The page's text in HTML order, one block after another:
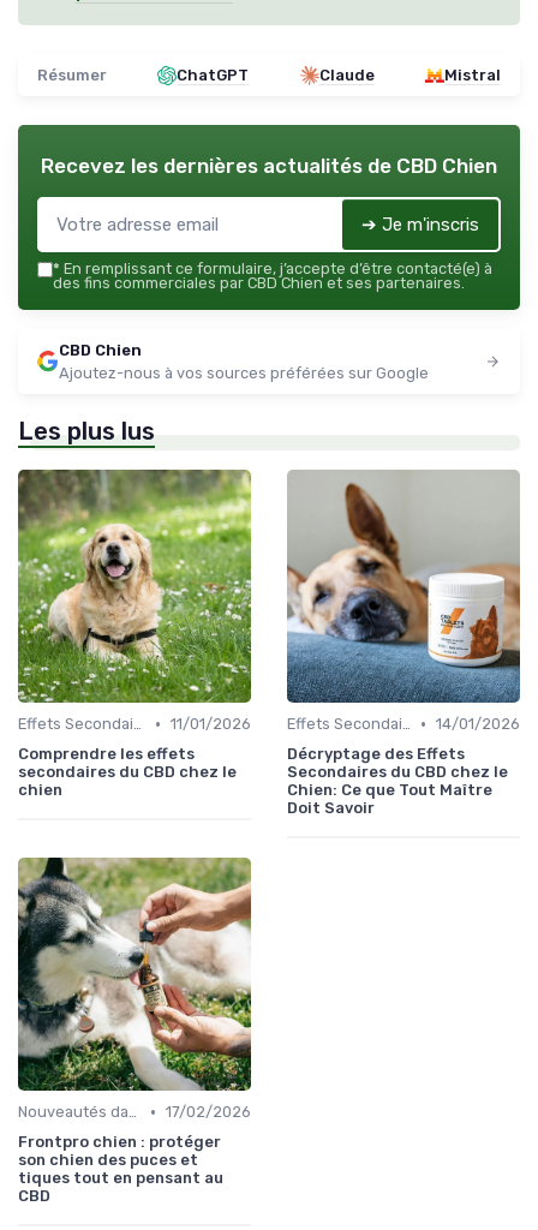
Résumer ChatGPT Claude Mistral
Recevez les dernières actualités de CBD Chien
➔ Je m'inscris
* En remplissant ce formulaire, j’accepte d’être contacté(e) à
des fins commerciales par CBD Chien et ses partenaires.
CBD Chien
Ajoutez-nous à vos sources préférées sur Google
Les plus lus
Effets Secondaires du CBD chez le Chien • 11/01/2026
Comprendre les effets
secondaires du CBD chez le
chien
Effets Secondaires du CBD chez le Chien • 14/01/2026
Décryptage des Effets
Secondaires du CBD chez le
Chien: Ce que Tout Maître
Doit Savoir
Nouveautés dans le monde du CBD pour Chiens • 17/02/2026
Frontpro chien : protéger
son chien des puces et
tiques tout en pensant au
CBD